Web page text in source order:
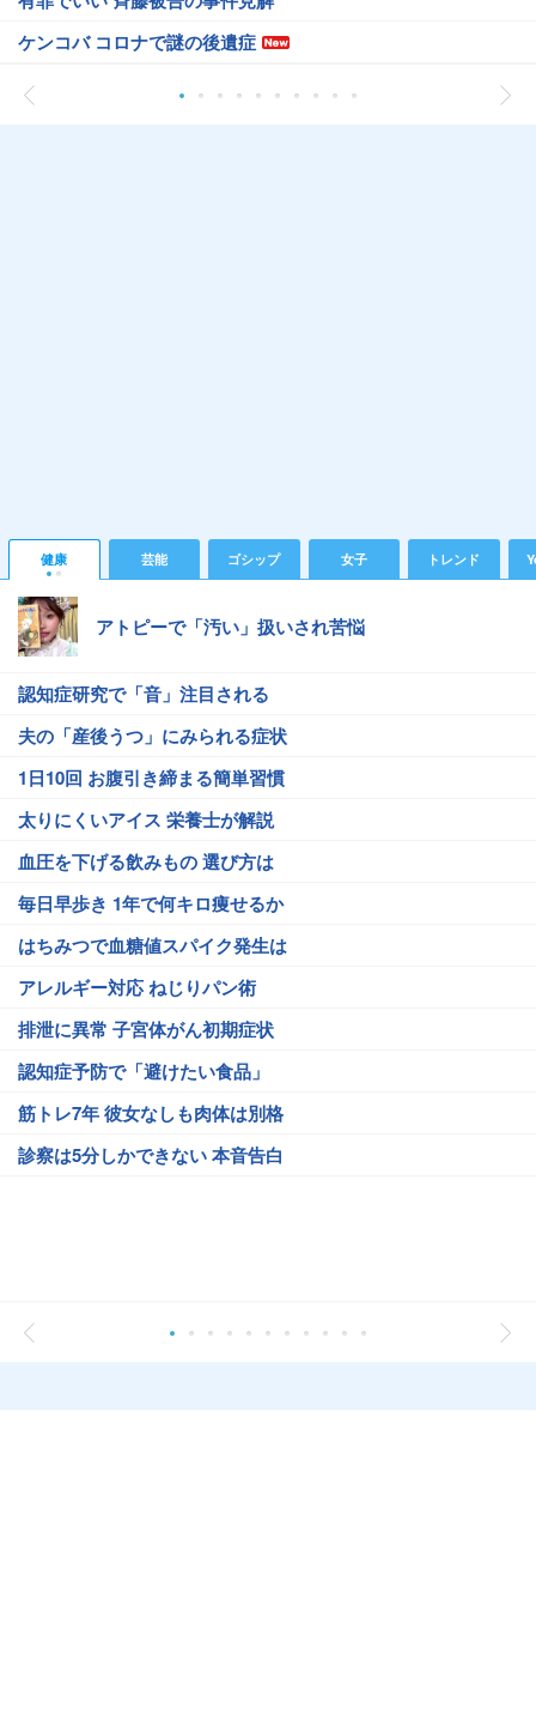
ケンコバ コロナで謎の後遺症
健康 芸能 ゴシップ 女子 トレンド
アトピーで「汚い」扱いされ苦悩
認知症研究で「音」注目される
夫の「産後うつ」にみられる症状
1日10回 お腹引き締まる簡単習慣
太りにくいアイス 栄養士が解説
血圧を下げる飲みもの 選び方は
毎日早歩き 1年で何キロ痩せるか
はちみつで血糖値スパイク発生は
アレルギー対応 ねじりパン術
排泄に異常 子宮体がん初期症状
認知症予防で「避けたい食品」
筋トレ7年 彼女なしも肉体は別格
診察は5分しかできない 本音告白